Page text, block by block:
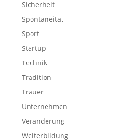
Sicherheit
Spontaneität
Sport
Startup
Technik
Tradition
Trauer
Unternehmen
Veränderung
Weiterbildung